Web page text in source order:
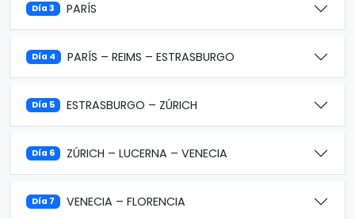
Día 3 PARÍS
Día 4 PARÍS – REIMS – ESTRASBURGO
Día 5 ESTRASBURGO – ZÚRICH
Día 6 ZÚRICH – LUCERNA – VENECIA
Día 7 VENECIA – FLORENCIA